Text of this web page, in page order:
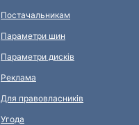
Постачальникам
Параметри шин
Параметри дисків
Реклама
Для правовласників
Угода